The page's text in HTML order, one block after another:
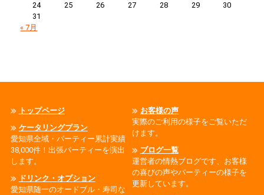
24
25 26 27 28 29
30
31
« 7月
トップページ
ケータリングプラン
愛知県全域・パーティー累計実績
38,000件！出張パーティーを演出
します。
ドリンク・オプション
愛知県随一のオードブル・寿司な
お客様の声
実際のご利用の様子をご覧いただ
けます。
ブログ一覧
運営者の情熱ブログです、お客様
の喜びの声やパーティーの様子を
更新しています。